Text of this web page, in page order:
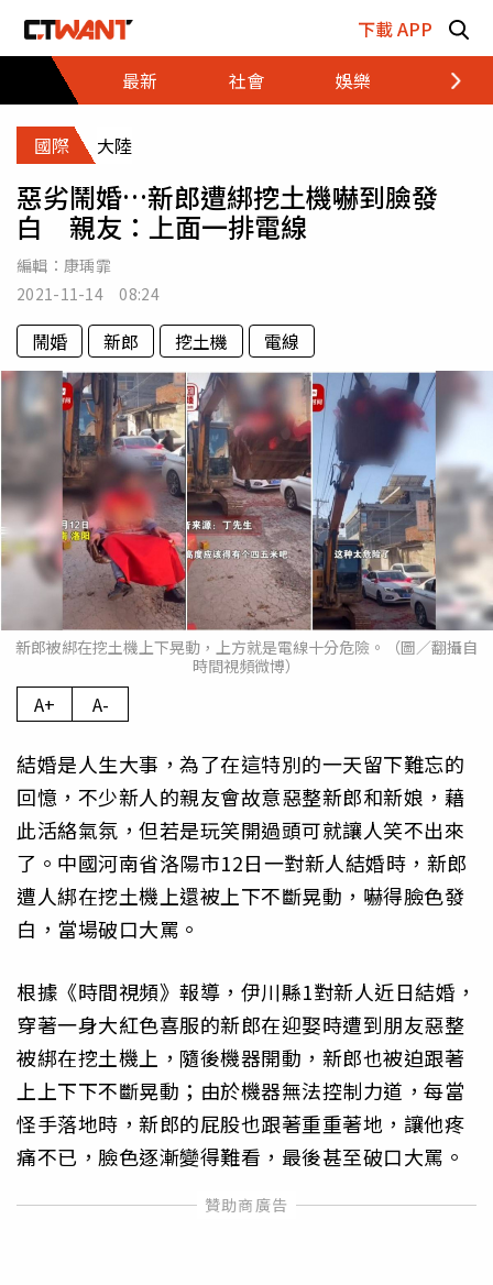
下載 APP
最新
社會 娛樂 財經
國際 大陸
惡劣鬧婚…新郎遭綁挖土機嚇到臉發
白 親友：上面一排電線
編輯： 康瑀霏
2021-11-14 08:24
鬧婚 新郎 挖土機 電線
新郎被綁在挖土機上下晃動，上方就是電線十分危險。（圖／翻攝自
時間視頻微博）
A+ A-
結婚是人生大事，為了在這特別的一天留下難忘的
回憶，不少新人的親友會故意惡整新郎和新娘，藉
此活絡氣氛，但若是玩笑開過頭可就讓人笑不出來
了。中國河南省洛陽市12日一對新人結婚時，新郎
遭人綁在挖土機上還被上下不斷晃動，嚇得臉色發
白，當場破口大罵。
根據《時間視頻》報導，伊川縣1對新人近日結婚，
穿著一身大紅色喜服的新郎在迎娶時遭到朋友惡整
被綁在挖土機上，隨後機器開動，新郎也被迫跟著
上上下下不斷晃動；由於機器無法控制力道，每當
怪手落地時，新郎的屁股也跟著重重著地，讓他疼
痛不已，臉色逐漸變得難看，最後甚至破口大罵。